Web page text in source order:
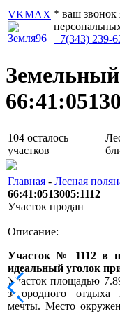
VKMAX * ваш звонок
+7(343) 239-
104 осталось
участков
Главная - Лесная
66:41:0513005:1112
Участок продан
Описание:
Участок № 1112 в
идеальный уголок
Участок площадью
загородного
мечты. Место